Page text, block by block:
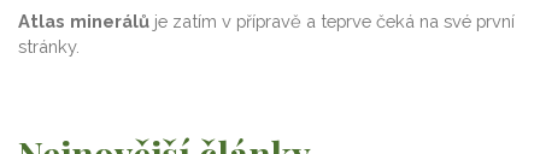
Atlas minerálů je zatím v přípravě a teprve čeká na své první
stránky.